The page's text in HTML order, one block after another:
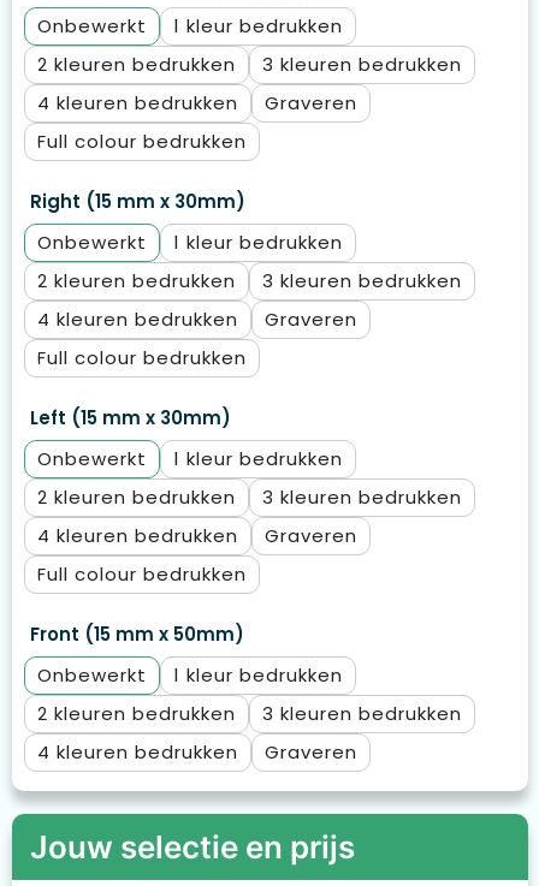
Onbewerkt
1
2
3
4
Graveren
Full colour
Right (15 mm x 30mm)
Onbewerkt
1
2
3
4
Graveren
Full colour
Left (15 mm x 30mm)
Onbewerkt
1
2
3
4
Graveren
Full colour
Front (15 mm x 50mm)
Onbewerkt
1
2
3
4
Graveren
Jouw selectie en prijs